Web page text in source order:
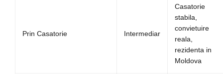
Prin Casatorie Intermediar
Casatorie
stabila,
convietuire
reala,
rezidenta in
Moldova